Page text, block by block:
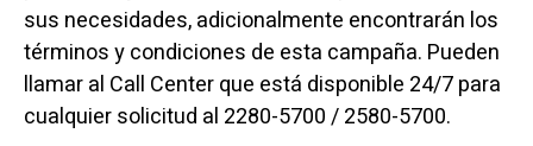
sus necesidades, adicionalmente encontrarán los
términos y condiciones de esta campaña. Pueden
llamar al Call Center que está disponible 24/7 para
cualquier solicitud al 2280-5700 / 2580-5700.